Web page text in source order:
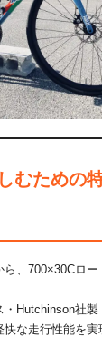
むための
、700×30Cロー
Hutchinson社製
な走行性能を実